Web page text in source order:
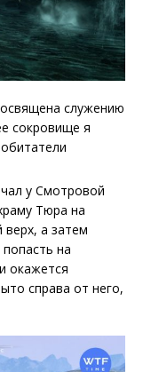
служению
сокровище я
у Смотровой
Тюра на
а затем
на
окажется
справа от него,